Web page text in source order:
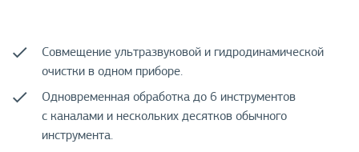
Совмещение ультразвуковой и гидродинамической
очистки в одном приборе.
Одновременная обработка до 6 инструментов
с каналами и нескольких десятков обычного
инструмента.